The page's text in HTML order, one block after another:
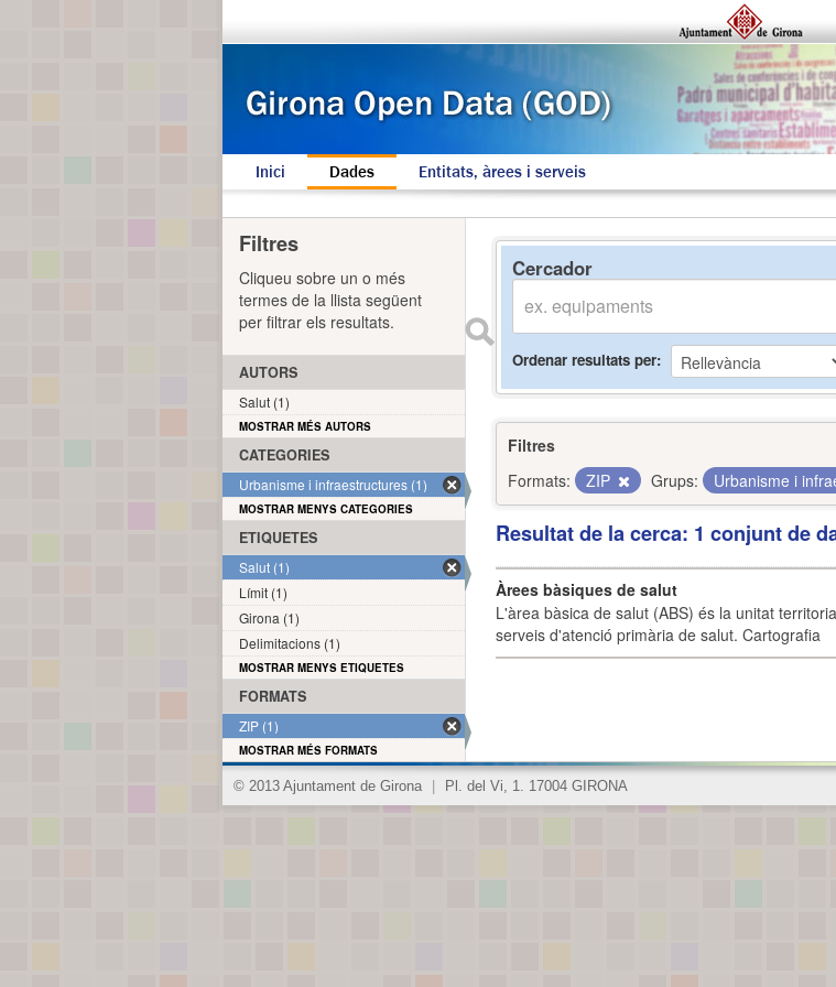
Inici Dades Entitats, àrees i serveis
Cercador
Ordenar resultats per
Filtres
Formats:
ZIP Grups: Urbanisme i
Resultat de la cerca: 1 conjunt de
Àrees bàsiques de salut
L'àrea bàsica de salut (ABS) és la unitat
serveis d'atenció primària de salut. Cartografia
Filtres
Cliqueu sobre un o més
termes de la llista següent
per filtrar els resultats.
AUTORS
Salut (1)
MOSTRAR MÉS AUTORS
CATEGORIES
Urbanisme i infraestructures (1)
MOSTRAR MENYS CATEGORIES
ETIQUETES
Salut (1)
Límit (1)
Girona (1)
Delimitacions (1)
MOSTRAR MENYS ETIQUETES
FORMATS
ZIP (1)
MOSTRAR MÉS FORMATS
© 2013 Ajuntament de Girona Pl. del Vi, 1. 17004 GIRONA